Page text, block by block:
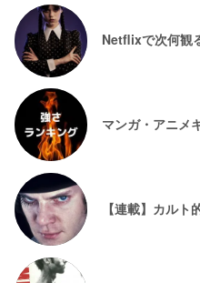
Netflixで次何観
マンガ・アニメ
【連載】カルト